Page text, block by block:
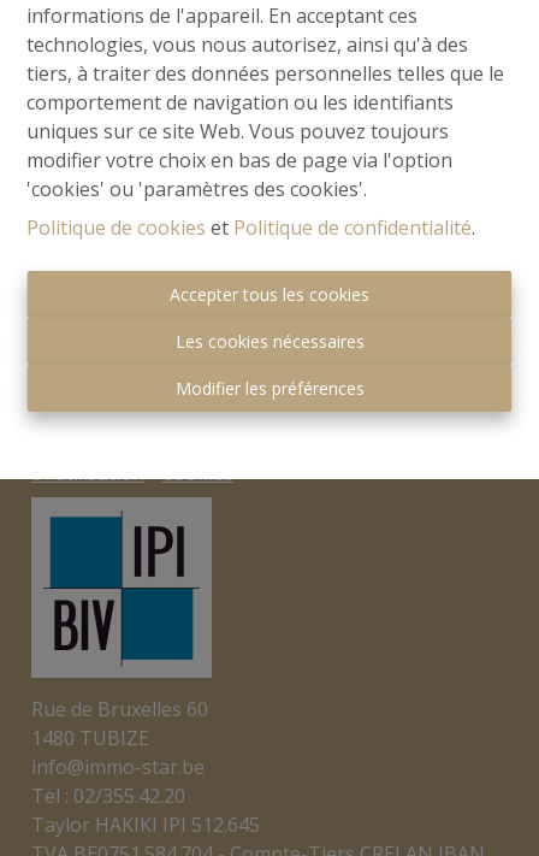
informations de l'appareil. En acceptant ces
technologies, vous nous autorisez, ainsi qu'à des
tiers, à traiter des données personnelles telles que le
comportement de navigation ou les identifiants
uniques sur ce site Web. Vous pouvez toujours
modifier votre choix en bas de page via l'option
'cookies' ou 'paramètres des cookies'.
Politique de cookies et Politique de confidentialité.
Accepter tous les cookies
Les cookies nécessaires
Modifier les préférences
À Vendre À Louer
Autorité de surveillance:
IPI - Rue du Luxembourg 16b - 1000 Bruxelles.
Sous réserve dedevoirs de l'agent immobilier.
d\'utilisation-Cookies
Rue de Bruxelles 60
1480 TUBIZE
info@immo-star.be
Tel : 02/355.42.20
Taylor HAKIKI IPI 512.645